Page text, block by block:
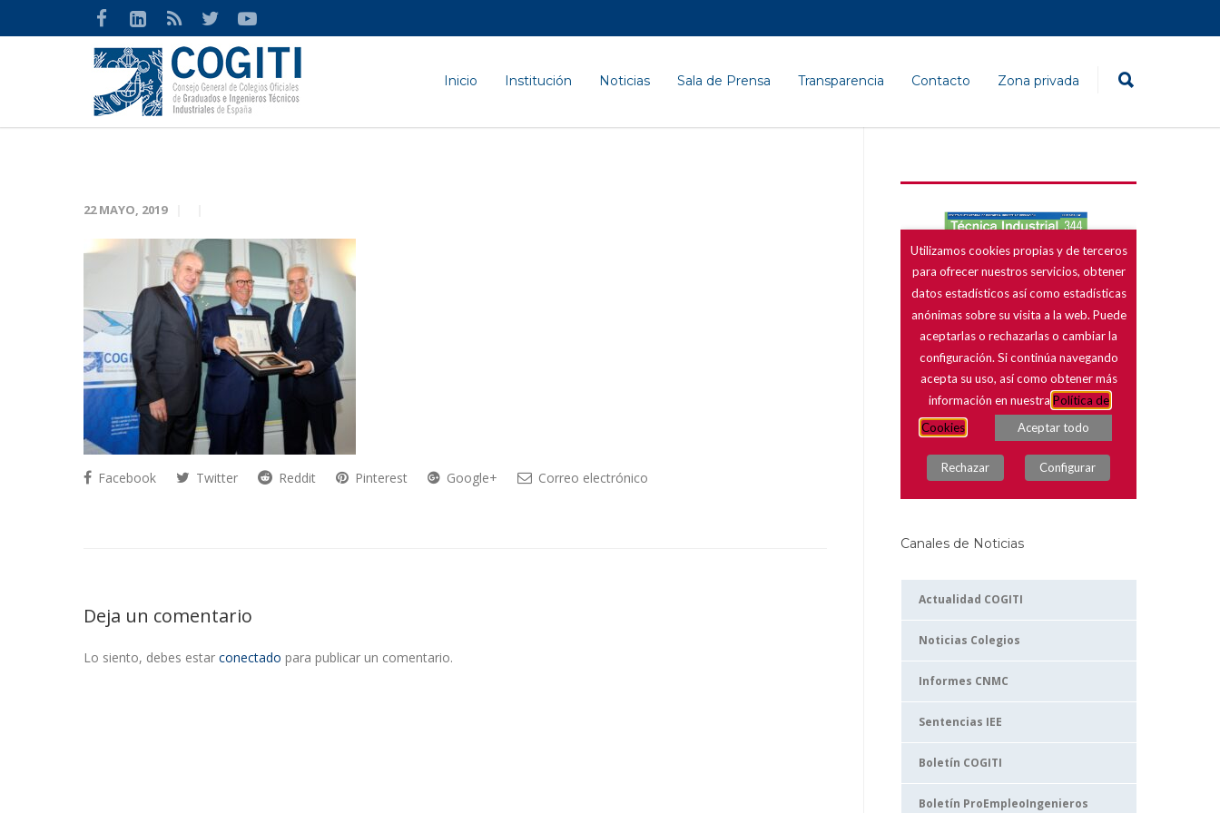
Inicio Institución Noticias Sala de Prensa Transparencia Contacto Zona privada
22 MAYO, 2019
Facebook Twitter Reddit Pinterest Google+ Correo electrónico
Deja un comentario
Lo siento, debes estar conectado para publicar un comentario.
Canales de Noticias
Actualidad COGITI
Noticias Colegios
Informes CNMC
Sentencias IEE
Boletín COGITI
Boletín ProEmpleoIngenieros